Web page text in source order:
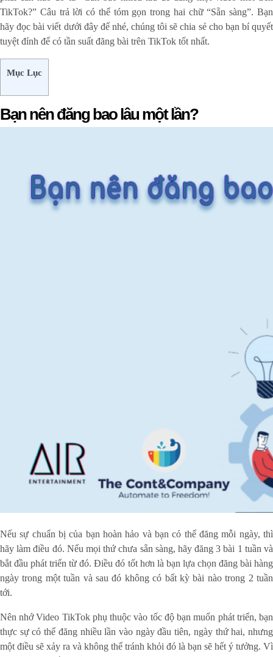
TikTok?” Câu trả lời có thể tóm gọn trong hai chữ “Sẵn sàng”. Bạn
hãy đọc bài viết dưới đây để nhé, chúng tôi sẽ chia sẻ cho bạn bí quyết
tuyệt đỉnh để có tần suất đăng bài trên TikTok tốt nhất.
Mục Lục
Bạn nên đăng bao lâu một lần?
Nếu sự chuẩn bị của bạn hoàn hảo và bạn có thể đăng mỗi ngày, thì
hãy làm điều đó. Nếu mọi thứ chưa sẵn sàng, hãy đăng 3 bài 1 tuần và
bắt đầu phát triển từ đó. Điều đó tốt hơn là bạn lựa chọn đăng bài hàng
ngày trong một tuần và sau đó không có bất kỳ bài nào trong 2 tuần
tới.
Nên nhớ Video TikTok phụ thuộc vào tốc độ bạn muốn phát triển, bạn
thực sự có thể đăng nhiều lần vào ngày đầu tiên, ngày thứ hai, nhưng
một điều sẽ xảy ra và không thể tránh khỏi đó là bạn sẽ hết ý tưởng. Vì